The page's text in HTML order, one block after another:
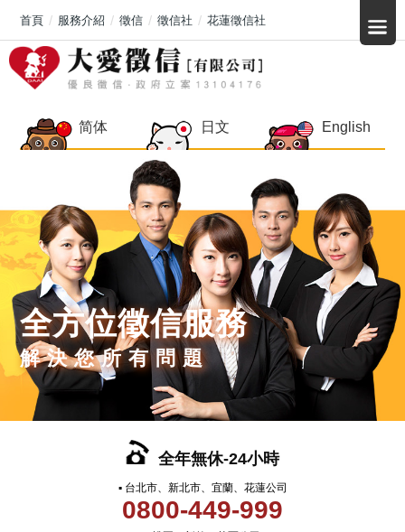
简体 日文 English
全方位徵信服務
解決您所有問題
全年無休-24小時
▪ 台北市、新北市、宜蘭、花蓮公司
0800-449-999
首頁 服務介紹 徵信 徵信社 花蓮徵信社